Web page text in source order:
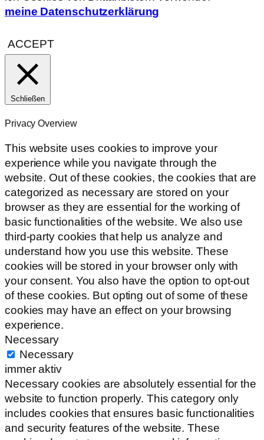
meine Datenschutzerklärung
ACCEPT
Schließen
Privacy Overview
This website uses cookies to improve your
experience while you navigate through the
website. Out of these cookies, the cookies that are
categorized as necessary are stored on your
browser as they are essential for the working of
basic functionalities of the website. We also use
third-party cookies that help us analyze and
understand how you use this website. These
cookies will be stored in your browser only with
your consent. You also have the option to opt-out
of these cookies. But opting out of some of these
cookies may have an effect on your browsing
experience.
Necessary
Necessary
immer aktiv
Necessary cookies are absolutely essential for the
website to function properly. This category only
includes cookies that ensures basic functionalities
and security features of the website. These